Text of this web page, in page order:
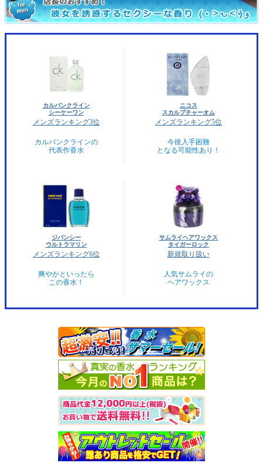
カルバンクライン
シーケーワン
メンズランキング3位
カルバンクラインの
代表作香水
ニコス
スカルプチャーオム
メンズランキング5位
今後入手困難
となる可能性あり！
ジバンシー
ウルトラマリン
メンズランキング6位
爽やかといったら
この香水！
サムライヘアワックス
タイガーロック
新規取り扱い
人気サムライの
ヘアワックス